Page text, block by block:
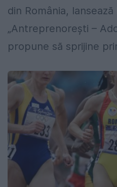
din România,
„Antreprenorești –
propune să sprijine